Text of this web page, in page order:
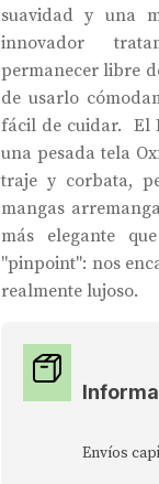
suavidad y una
innovador
permanecer libre
de usarlo
fácil de cuidar. El
una pesada tela
traje y corbata,
mangas
más elegante
"pinpoint": nos
realmente lujoso.
Envíos